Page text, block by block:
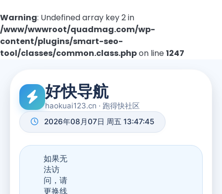
Warning: Undefined array key 2 in
/www/wwwroot/quadmag.com/wp-
content/plugins/smart-seo-
tool/classes/common.class.phpon line1247